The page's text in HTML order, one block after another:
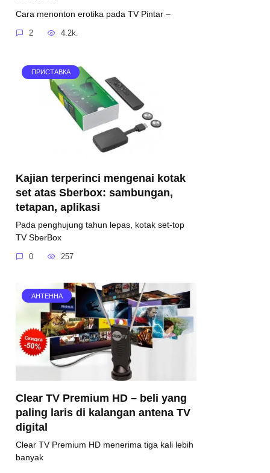
Cara menonton erotika pada TV Pintar –
2 4.2k.
ПРИСТАВКА
Kajian terperinci mengenai kotak
set atas Sberbox: sambungan,
tetapan, aplikasi
Pada penghujung tahun lepas, kotak set-top
TV SberBox
0 257
АНТЕННА
Clear TV Premium HD – beli yang
paling laris di kalangan antena TV
digital
Clear TV Premium HD menerima tiga kali lebih
banyak